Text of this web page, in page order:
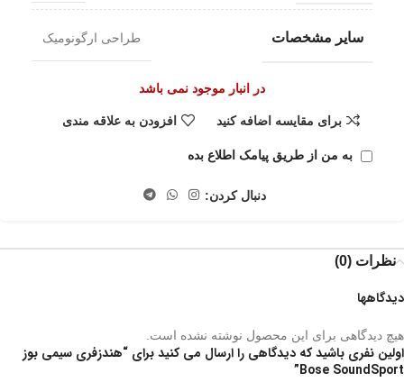
سایر مشخصات طراحی ارگونومیک
در انبار موجود نمی باشد
برای مقایسه اضافه کنید افزودن به علاقه مندی
به من از طریق پیامک اطلاع بده
دنبال کردن:
نظرات (0)
دیدگاهها
هیچ دیدگاهی برای این محصول نوشته نشده است.
اولین نفری باشید که دیدگاهی را ارسال می کنید برای “هندزفری سیمی بوز
Bose SoundSport”